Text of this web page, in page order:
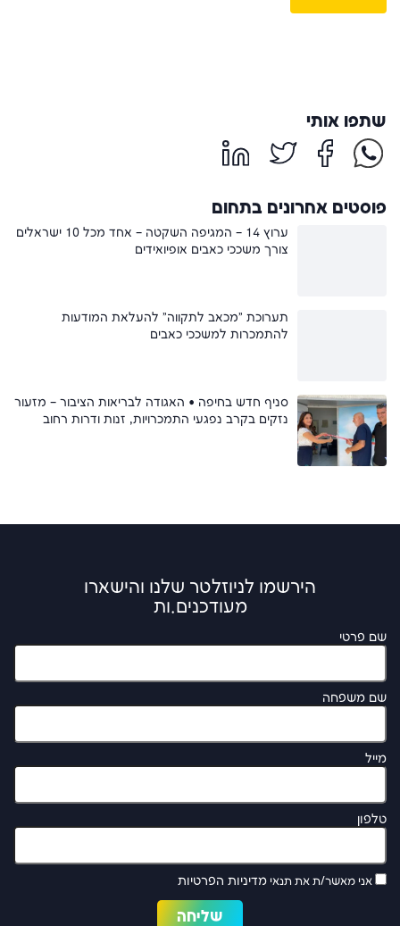
שתפו אותי
פוסטים אחרונים בתחום
ערוץ 14 – המגיפה השקטה – אחד מכל 10 ישראלים
צורך משככי כאבים אופיואידים
תערוכת "מכאב לתקווה" להעלאת המודעות
להתמכרות למשככי כאבים
סניף חדש בחיפה • האגודה לבריאות הציבור – מזעור
נזקים בקרב נפגעי התמכרויות, זנות ודרות רחוב
הירשמו לניוזלטר שלנו והישארו
מעודכנים.ות
שם פרטי
שם משפחה
מייל
טלפון
אני מאשר/ת את תנאי מדיניות הפרטיות